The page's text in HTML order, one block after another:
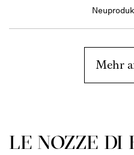
Mehr
LE NOZZE DI